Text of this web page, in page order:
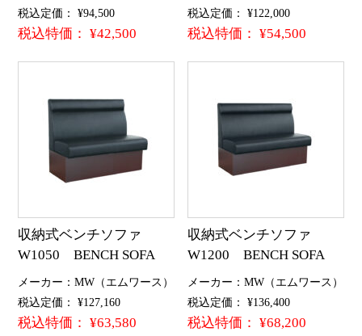
税込定価： ¥94,500
税込特価： ¥42,500
税込定価： ¥122,000
税込特価： ¥54,500
収納式ベンチソファ
W1050 BENCH SOFA
メーカー：MW（エムワース）
税込定価： ¥127,160
税込特価： ¥63,580
収納式ベンチソファ
W1200 BENCH SOFA
メーカー：MW（エムワース）
税込定価： ¥136,400
税込特価： ¥68,200